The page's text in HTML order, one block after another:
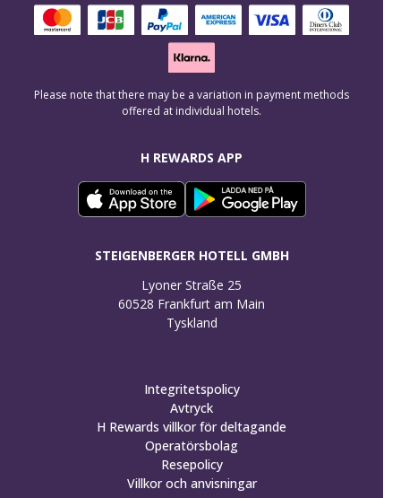
H REWARDS APP
STEIGENBERGER HOTELL GMBH
Lyoner Straße 25
60528 Frankfurt am Main
Tyskland
Please note that there may be a variation in payment methods
offered at individual hotels.
Integritetspolicy
Avtryck
H Rewards villkor för deltagande
Operatörsbolag
Resepolicy
Villkor och anvisningar